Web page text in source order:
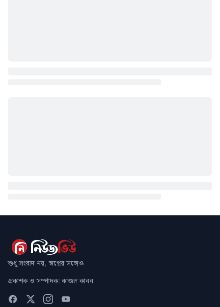
শুধু সংবাদ নয়, স্বপ্নের সঙ্গেও
প্রকাশক ও সম্পাদক: কাজল কানন